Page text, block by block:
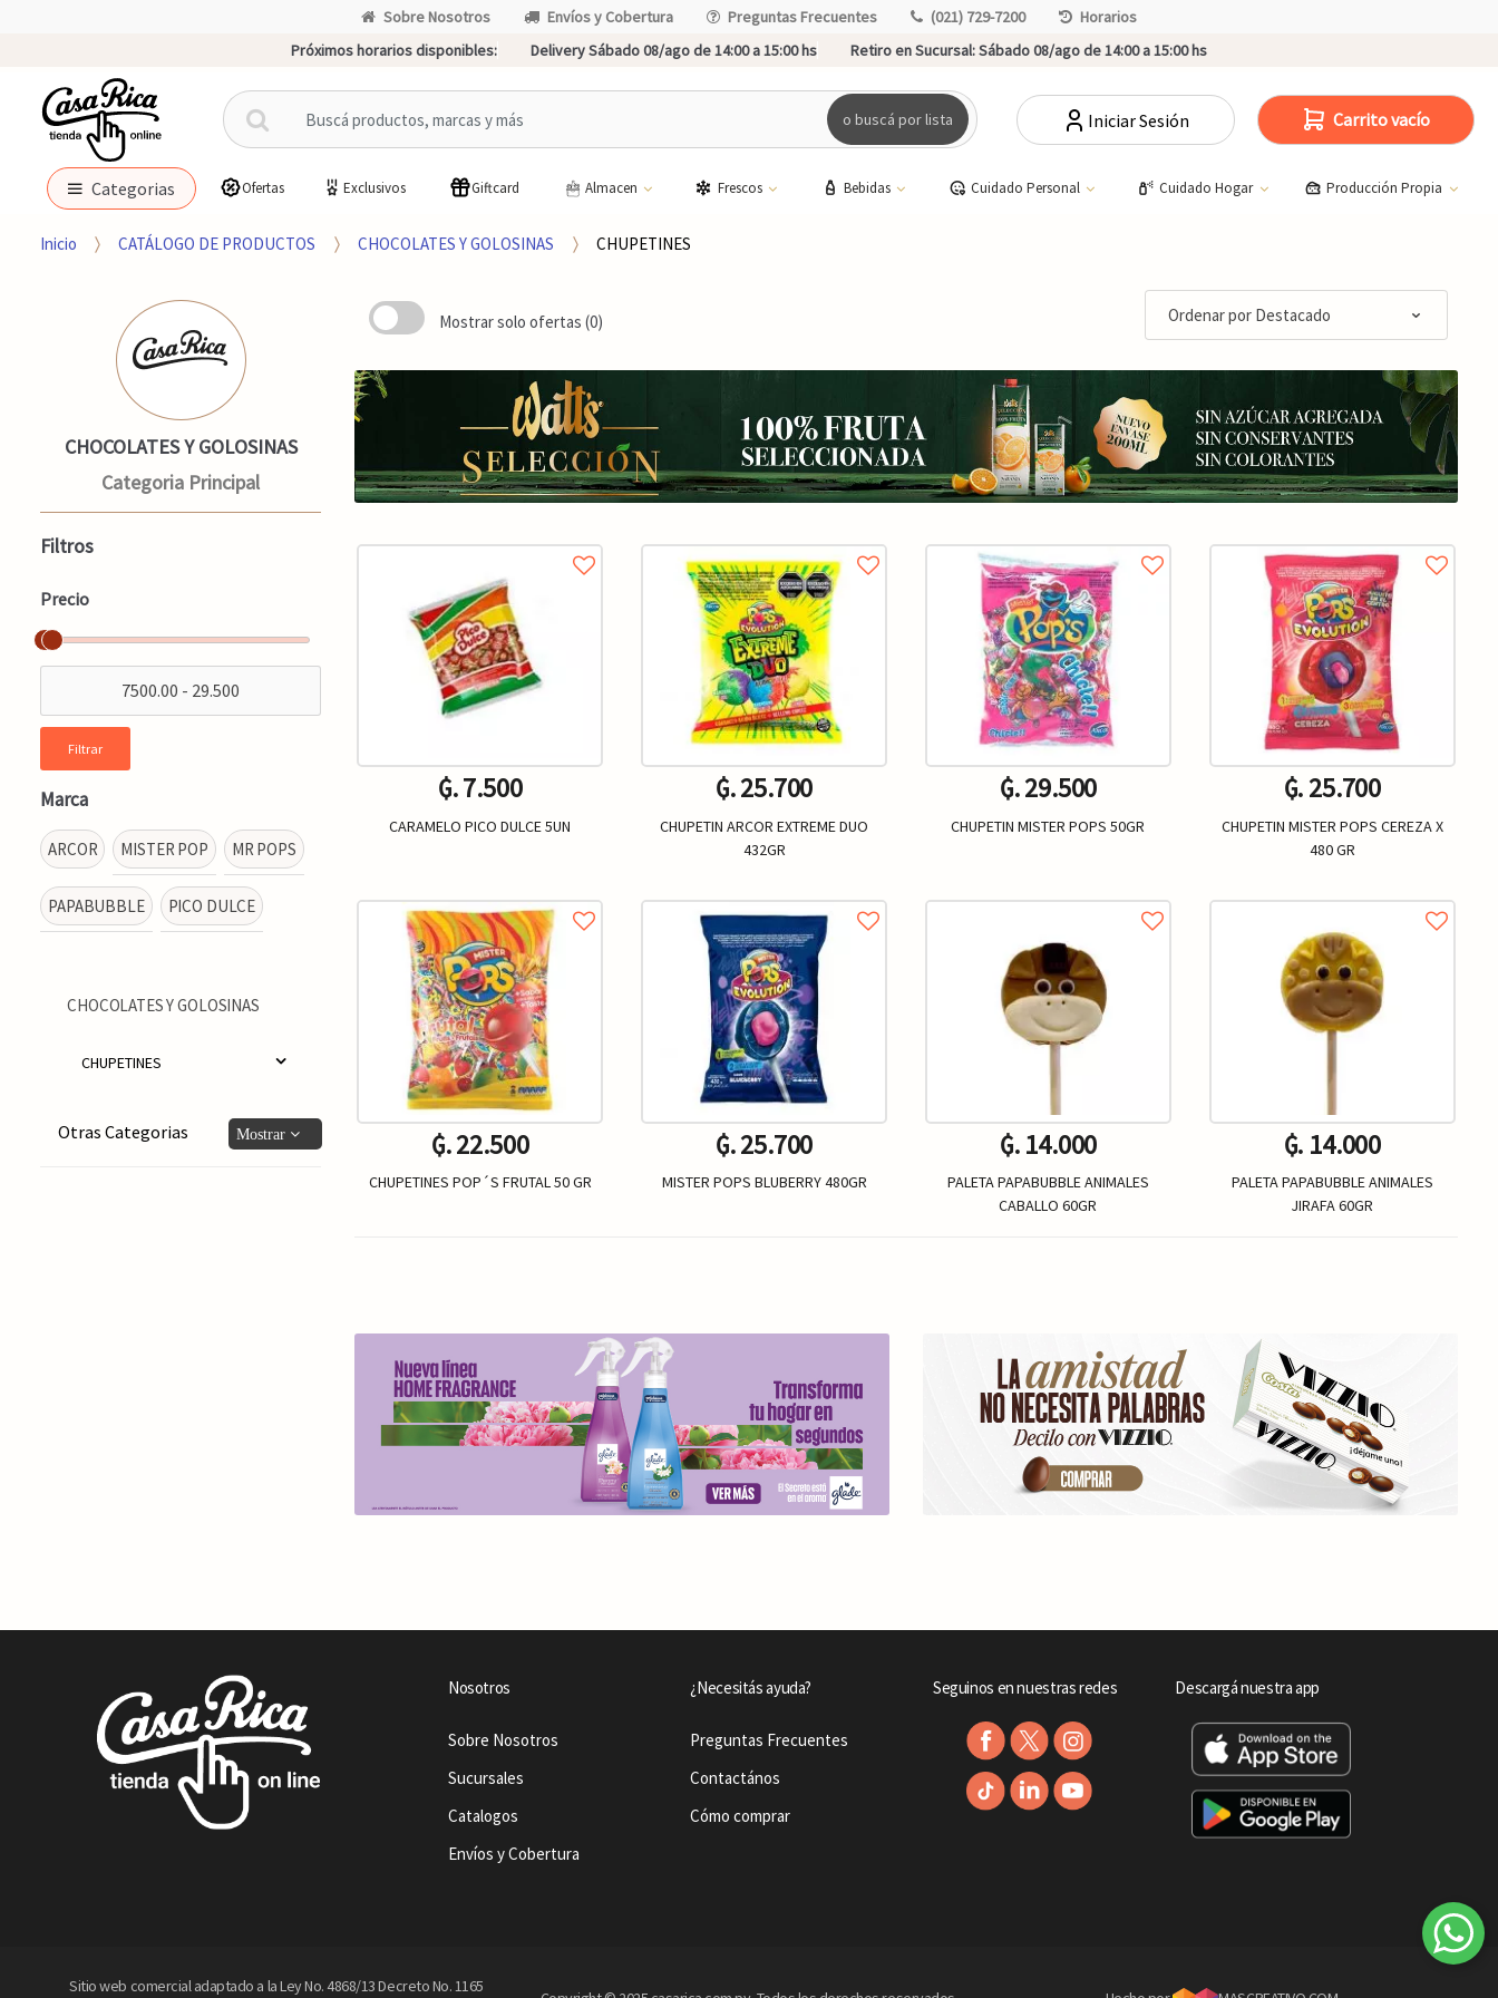
Sobre Nosotros Envíos y Cobertura Preguntas Frecuentes (021) 729-7200
Horarios
Próximos horarios disponibles:
Delivery Sábado 08/ago de 14:00 a 15:00 hs Retiro en Sucursal:Sábado 08/ago de 14:00 a 15:00 hs
B
u
c
r
r
:
o buscá por lista Iniciar Sesión Carrito vacío
Categorias Ofertas Exclusivos Giftcard Almacen Frescos Bebidas Cuidado Personal Cuidado Hogar Producción Propia
Inicio CATÁLOGO DE PRODUCTOS CHOCOLATES Y GOLOSINAS CHUPETINES
Mostrar solo ofertas (0)
₲. 7.500
CARAMELO PICO DULCE 5UN
Un. +
₲. 25.700
CHUPETIN ARCOR EXTREME DUO
432GR
Un. +
₲. 29.500
CHUPETIN MISTER POPS 50GR
+
₲. 25.700
CHUPETIN MISTER POPS CEREZA X
480 GR
+
₲. 22.500
CHUPETINES POP´S FRUTAL 50 GR
₲. 25.700
MISTER POPS BLUBERRY 480GR
₲. 14.000
PALETA PAPABUBBLE ANIMALES
CABALLO 60GR
₲. 14.000
PALETA PAPABUBBLE ANIMALES
JIRAFA 60GR
CHOCOLATES Y GOLOSINAS
Categoria Principal
Filtros
Precio
Filtrar
Marca
ARCOR MISTER POP MR POPS
PAPABUBBLE PICO DULCE
CHOCOLATES Y GOLOSINAS
CHUPETINES
Otras Categorias
Nosotros
Sobre Nosotros
Sucursales
Catalogos
Envíos y Cobertura
¿Necesitás ayuda?
Preguntas Frecuentes
Contactános
Cómo comprar
Seguinos en nuestras redes Descargá nuestra app
Sitio web comercial adaptado a la Ley No. 4868/13 Decreto No. 1165